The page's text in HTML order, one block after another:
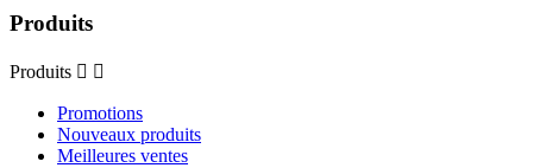
Produits
Produits  
Promotions
Nouveaux produits
Meilleures ventes